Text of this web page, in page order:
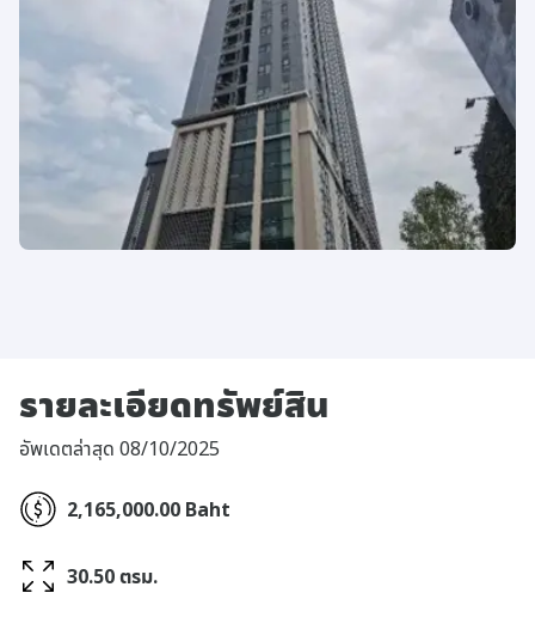
รายละเอียดทรัพย์สิน
อัพเดตล่าสุด 08/10/2025
2,165,000.00 Baht
30.50 ตรม.